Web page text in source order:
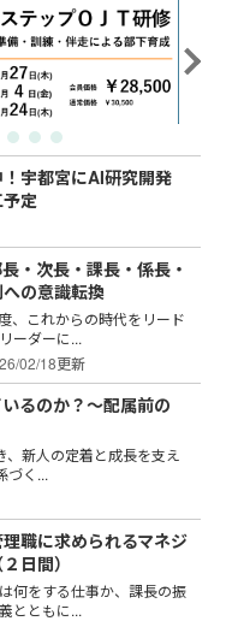
宇都宮にAI研究開発
定
・次長・課長・係長・
の意識転換
、これからの時代をリード
ーダーに...
02/18更新
るのか？～配属前の
新人の定着と成長を支え
づく...
職に求められるマネジ
日間）
何をする仕事か、課長の振
とともに...